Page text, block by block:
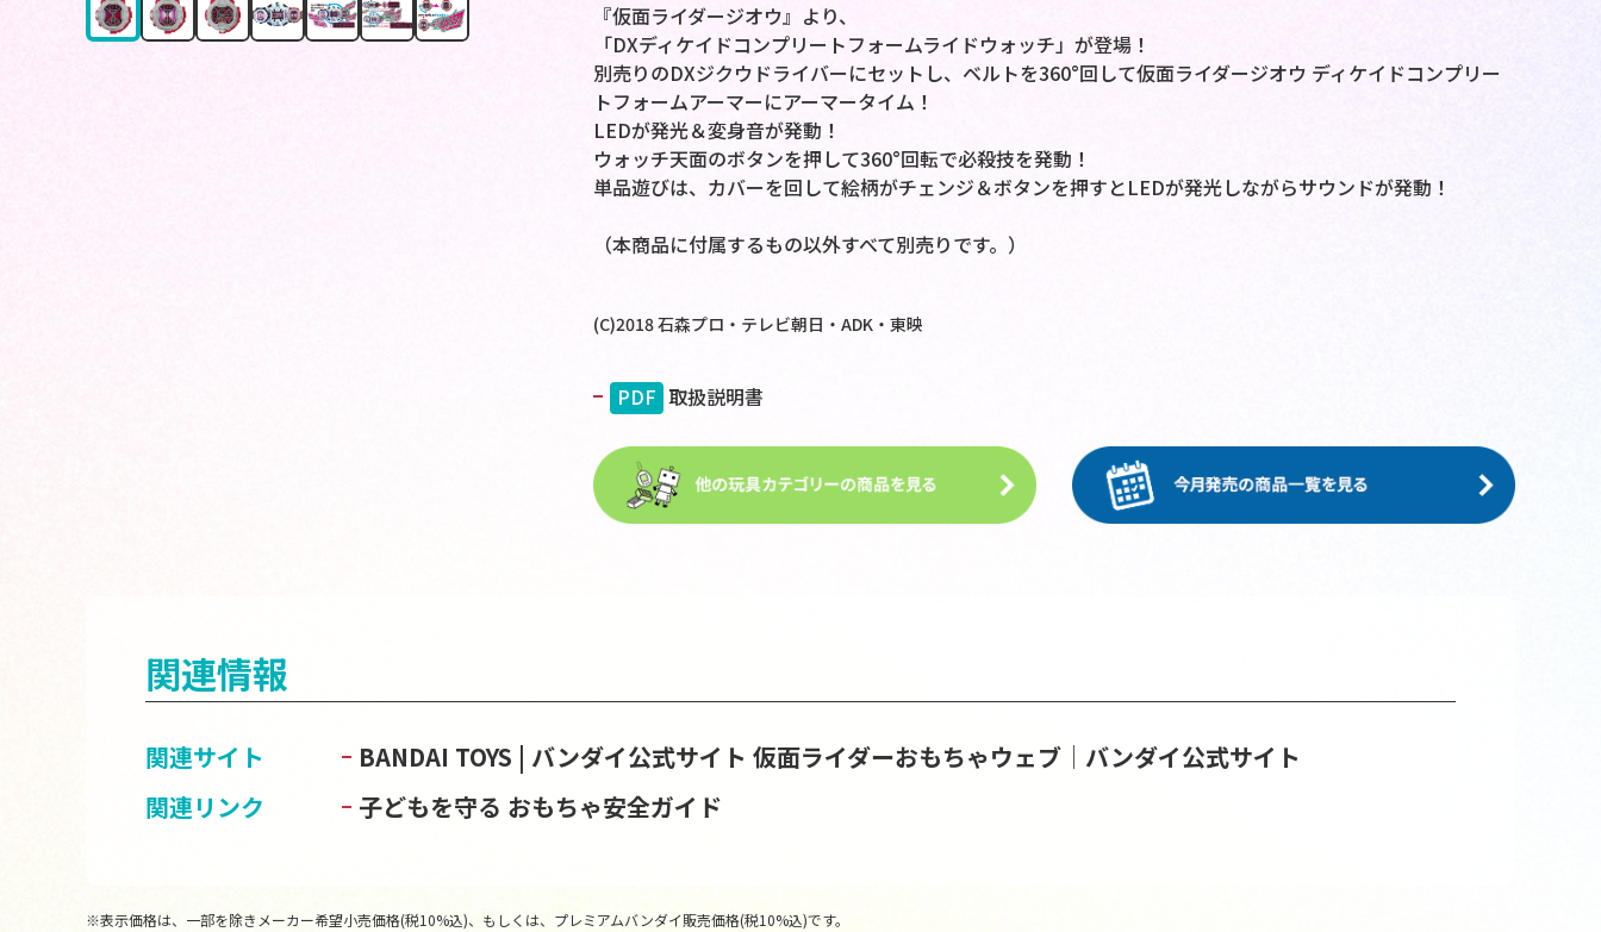
『仮面ライダージオウ』より、
「DXディケイドコンプリートフォームライドウォッチ」が登場！
別売りのDXジクウドライバーにセットし、ベルトを360°回して仮面ライダージオウ ディケイドコンプリー
トフォームアーマーにアーマータイム！
LEDが発光＆変身音が発動！
ウォッチ天面のボタンを押して360°回転で必殺技を発動！
単品遊びは、カバーを回して絵柄がチェンジ＆ボタンを押すとLEDが発光しながらサウンドが発動！
（本商品に付属するもの以外すべて別売りです。）
(C)2018 石森プロ・テレビ朝日・ADK・東映
PDF 取扱説明書
関連情報
関連サイト BANDAI TOYS | バンダイ公式サイト 仮面ライダーおもちゃウェブ│バンダイ公式サイト
関連リンク
子どもを守る おもちゃ安全ガイド
※表示価格は、一部を除きメーカー希望小売価格(税10%込)、もしくは、プレミアムバンダイ販売価格(税10%込)です。